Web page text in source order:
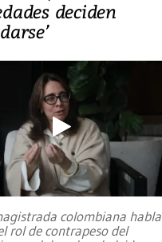
deciden
colombiana habla
rol de contrapeso del